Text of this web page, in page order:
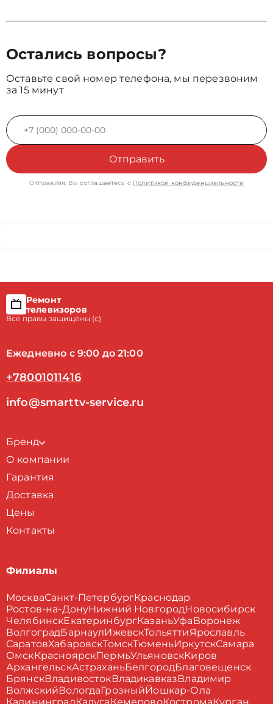
Остались вопросы?
Оставьте свой номер телефона, мы перезвоним
за 15 минут
Отправить
Отправляя, Вы соглашаетесь с Политикой конфиденциальности
Ремонт
телевизоров
Все правы защищены (с)
Ежедневно с 9:00 до 21:00
+78001011416
info@smarttv-service.ru
Бренд
О компании
Гарантия
Доставка
Цены
Контакты
Филиалы
МоскваСанкт-ПетербургКраснодар
Ростов-на-ДонуНижний НовгородНовосибирск
ЧелябинскЕкатеринбургКазаньУфа Воронеж
ВолгоградБарнаулИжевскТольяттиЯрославль
СаратовХабаровскТомскТюменьИркутскСамара
ОмскКрасноярскПермьУльяновскКиров
АрхангельскАстраханьБелгородБлаговещенск
БрянскВладивостокВладикавказВладимир
ВолжскийВологдаГрозныйЙошкар-Ола